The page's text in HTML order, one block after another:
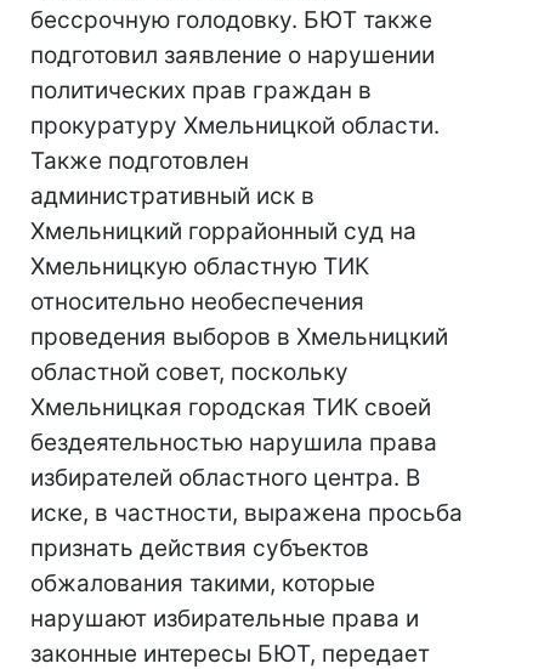
бессрочную голодовку. БЮТ также
подготовил заявление о нарушении
политических прав граждан в
прокуратуру Хмельницкой области.
Также подготовлен
административный иск в
Хмельницкий горрайонный суд на
Хмельницкую областную ТИК
относительно необеспечения
проведения выборов в Хмельницкий
областной совет, поскольку
Хмельницкая городская ТИК своей
бездеятельностью нарушила права
избирателей областного центра. В
иске, в частности, выражена просьба
признать действия субъектов
обжалования такими, которые
нарушают избирательные права и
законные интересы БЮТ, передает